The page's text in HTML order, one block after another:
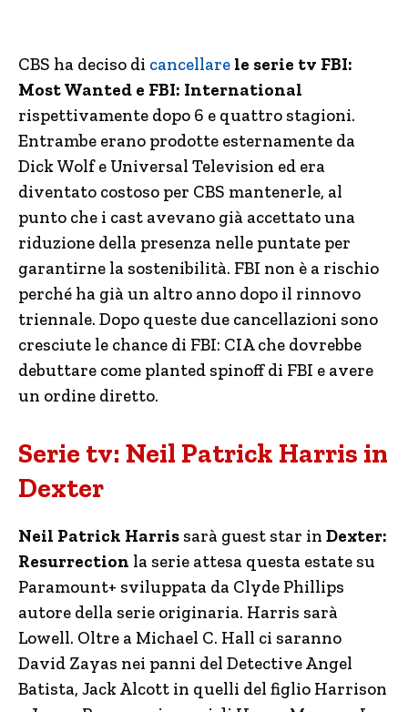
CBS ha deciso di cancellare le serie tv FBI:
Most Wanted e FBI: International
rispettivamente dopo 6 e quattro stagioni.
Entrambe erano prodotte esternamente da
Dick Wolf e Universal Television ed era
diventato costoso per CBS mantenerle, al
punto che i cast avevano già accettato una
riduzione della presenza nelle puntate per
garantirne la sostenibilità. FBI non è a rischio
perché ha già un altro anno dopo il rinnovo
triennale. Dopo queste due cancellazioni sono
cresciute le chance di FBI: CIA che dovrebbe
debuttare come planted spinoff di FBI e avere
un ordine diretto.
Serie tv: Neil Patrick Harris in
Dexter
Neil Patrick Harris sarà guest star in Dexter:
Resurrection la serie attesa questa estate su
Paramount+ sviluppata da Clyde Phillips
autore della serie originaria. Harris sarà
Lowell. Oltre a Michael C. Hall ci saranno
David Zayas nei panni del Detective Angel
Batista, Jack Alcott in quelli del figlio Harrison